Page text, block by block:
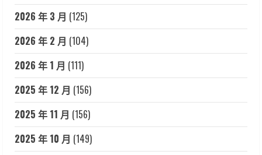
2026 年 3 月 (125)
2026 年 2 月 (104)
2026 年 1 月 (111)
2025 年 12 月 (156)
2025 年 11 月 (156)
2025 年 10 月 (149)